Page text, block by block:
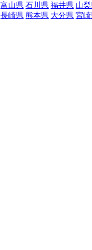
富山県 石川県 福井県 山
長崎県 熊本県 大分県 宮